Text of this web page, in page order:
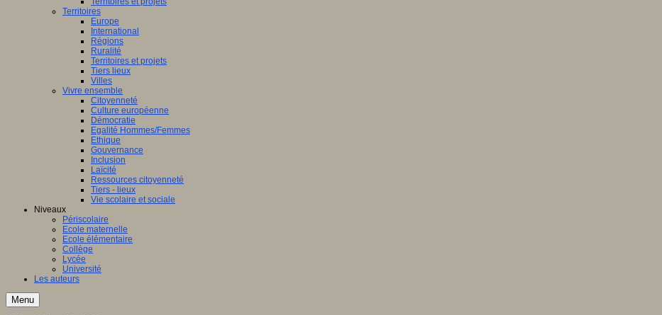
Territoires
Europe
International
Régions
Ruralité
Territoires et projets
Tiers lieux
Villes
Vivre ensemble
Citoyenneté
Culture européenne
Démocratie
Egalité Hommes/Femmes
Ethique
Gouvernance
Inclusion
Laïcité
Ressources citoyenneté
Tiers - lieux
Vie scolaire et sociale
Niveaux
Périscolaire
Ecole maternelle
Ecole élémentaire
Collège
Lycée
Université
Les auteurs
Menu